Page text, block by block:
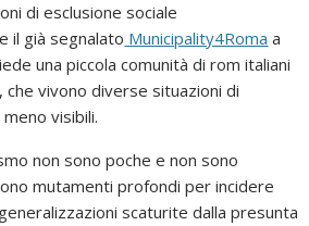
di esclusione sociale
il già segnalato Municipality4Roma a
una piccola comunità di rom italiani
vivono diverse situazioni di
visibili.
non sono poche e non sono
mutamenti profondi per incidere
scaturite dalla presunta